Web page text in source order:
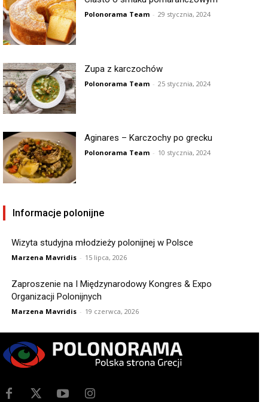
Polonorama Team - 29 stycznia, 2024
Zupa z karczochów
Polonorama Team - 25 stycznia, 2024
Aginares – Karczochy po grecku
Polonorama Team - 10 stycznia, 2024
Informacje polonijne
Wizyta studyjna młodzieży polonijnej w Polsce
Marzena Mavridis - 15 lipca, 2026
Zaproszenie na I Międzynarodowy Kongres & Expo
Organizacji Polonijnych
Marzena Mavridis - 19 czerwca, 2026